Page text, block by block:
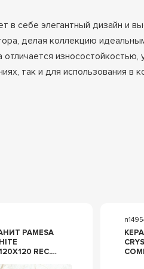
в себе элегантный дизайн и
делая коллекцию
отличается износостойкостью,
так и для использования в
PAMESA
REC.